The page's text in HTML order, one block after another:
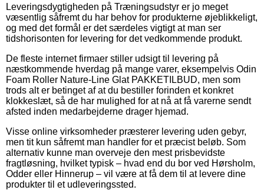
Leveringsdygtigheden på Træningsudstyr er jo meget
væsentlig såfremt du har behov for produkterne øjeblikkeligt,
og med det formål er det særdeles vigtigt at man ser
tidshorisonten for levering for det vedkommende produkt.
De fleste internet firmaer stiller udsigt til levering på
næstkommende hverdag på mange varer, eksempelvis Odin
Foam Roller Nature-Line Glat PAKKETILBUD, men som
trods alt er betinget af at du bestiller forinden et konkret
klokkeslæt, så de har mulighed for at nå at få varerne sendt
afsted inden medarbejderne drager hjemad.
Visse online virksomheder præsterer levering uden gebyr,
men tit kun såfremt man handler for et præcist beløb. Som
alternativ kunne man overveje den mest prisbevidste
fragtløsning, hvilket typisk – hvad end du bor ved Hørsholm,
Odder eller Hinnerup – vil være at få dem til at levere dine
produkter til et udleveringssted.